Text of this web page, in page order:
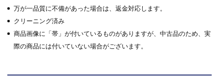
万が一品質に不備があった場合は、返金対応します。
クリーニング済み
商品画像に「帯」が付いているものがありますが、中古品のため、実
際の商品には付いていない場合がございます。